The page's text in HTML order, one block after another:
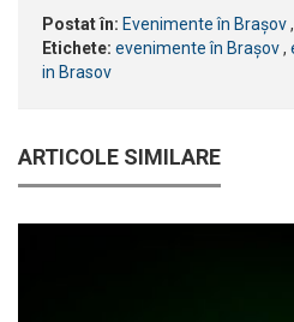
Postat în: Evenimente în Brașov,
Etichete: evenimente în Brașov,
in Brasov
ARTICOLE SIMILARE